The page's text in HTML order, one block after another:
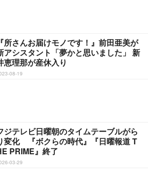
『所さんお届けモノです！』前田亜美が
アシスタント「夢かと思いました」 新
恵理那が産休入り
08-19
ジテレビ日曜朝のタイムテーブルがら
変化 『ボクらの時代』『日曜報道 T
PRIME』終了
03-29